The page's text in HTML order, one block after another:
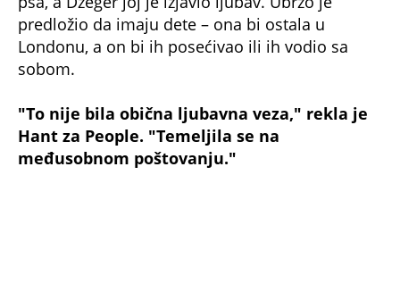
U oktobru iste godine rodila je ćerku Džejd, a
porodica je neko vreme živela na relaciji
London–Malibu–Južna Francuska. Bjanka je
pokušavala da ispuni ulogu supruge, ali joj je
prisutne, a Mik, prema njenim rečima, nije imao
poverenja u žene.